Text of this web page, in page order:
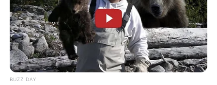
BUZZ DAY